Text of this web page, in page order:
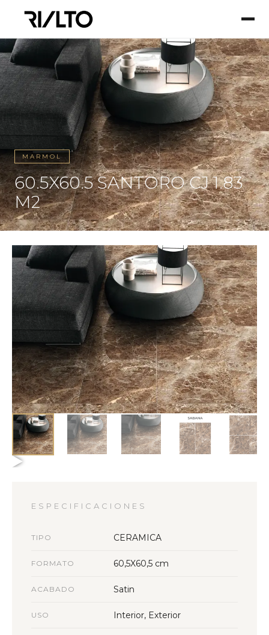
MARMOL
60.5X60.5 SANTORO CJ 1.83
M2
ESPECIFICACIONES
TIPO CERAMICA
FORMATO 60,5X60,5 cm
ACABADO Satin
USO Interior, Exterior